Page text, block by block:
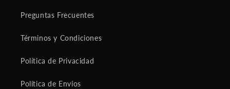
Preguntas Frecuentes
Términos y Condiciones
Política de Privacidad
Política de Envíos